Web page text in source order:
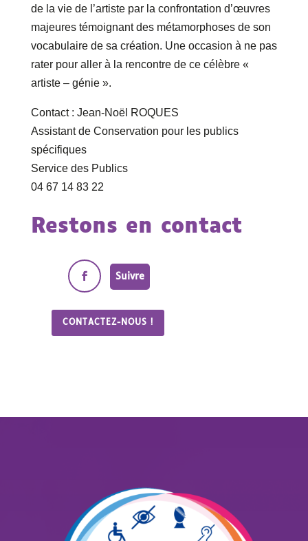
de la vie de l’artiste par la confrontation d’œuvres
majeures témoignant des métamorphoses de son
vocabulaire de sa création. Une occasion à ne pas
rater pour aller à la rencontre de ce célèbre «
artiste – génie ».
Contact : Jean-Noël ROQUES
Assistant de Conservation pour les publics
spécifiques
Service des Publics
04 67 14 83 22
Restons en contact
Suivre
CONTACTEZ-NOUS !